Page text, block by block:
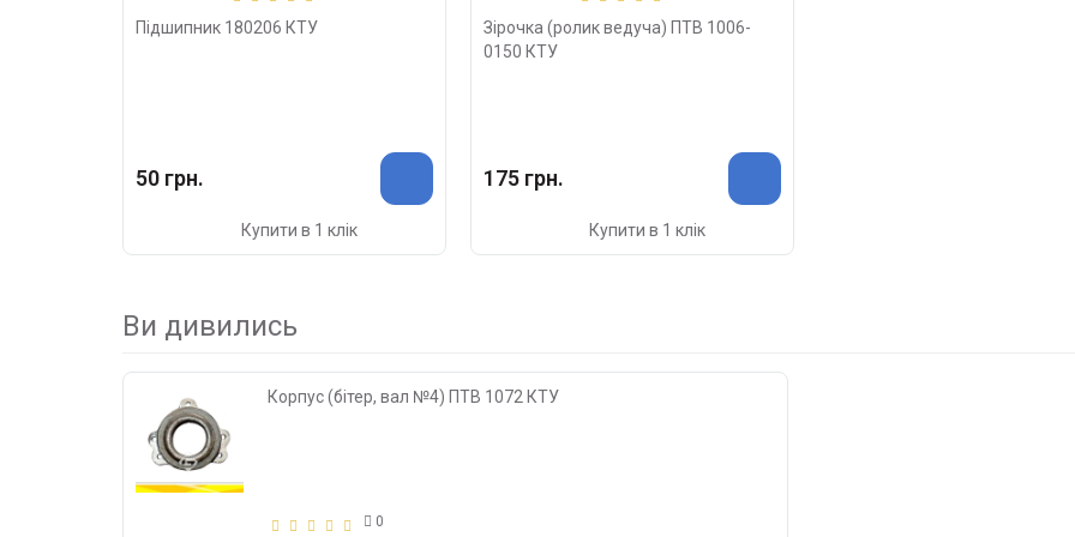
Підшипник 180206 КТУ
50 грн.
Купити в 1 клік
Зірочка (ролик ведуча) ПТВ 1006-
0150 КТУ
175 грн.
Купити в 1 клік
Ви дивились
Корпус (бітер, вал №4) ПТВ 1072 КТУ
0